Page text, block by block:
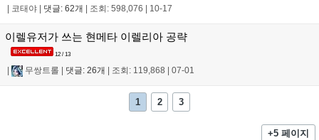
코태야 댓글: 62개 조회: 598,076 10-17
이렐유저가 쓰는 현메타 이렐리아 공략
12 / 13
무쌍트롤 댓글: 26개 조회: 119,868 07-01
1 2 3
+5 페이지